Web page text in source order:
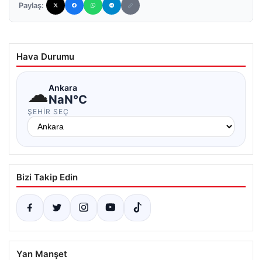
Paylaş:
Hava Durumu
☁Ankara
NaN°C
ŞEHIR SEÇ
Bizi Takip Edin
Yan Manşet